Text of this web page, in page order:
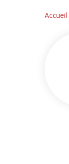
Accueil